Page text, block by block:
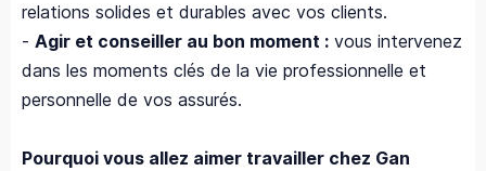
relations solides et durables avec vos clients.
- Agir et conseiller au bon moment : vous intervenez
dans les moments clés de la vie professionnelle et
personnelle de vos assurés.
Pourquoi vous allez aimer travailler chez Gan